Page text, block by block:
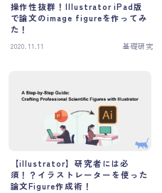
操作性抜群！Illustrator iPad版
で論文のimage figureを作ってみ
た！
2020.11.11 基礎研究
【illustrator】研究者には必
須！？イラストレーターを使った
論文Figure作成術！